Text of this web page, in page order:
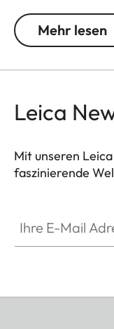
Aufnahmen
Reflexe und sorgt
Mehr lesen
Leica
Mit unseren
faszinierende